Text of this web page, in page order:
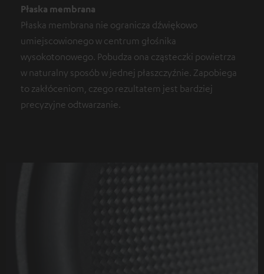
Płaska membrana
Płaska membrana nie ogranicza dźwiękowo
umiejscowionego w centrum głośnika
wysokotonowego. Pobudza ona cząsteczki powietrza
w naturalny sposób w jednej płaszczyźnie. Zapobiega
to zakłóceniom, czego rezultatem jest bardziej
precyzyjne odtwarzanie.